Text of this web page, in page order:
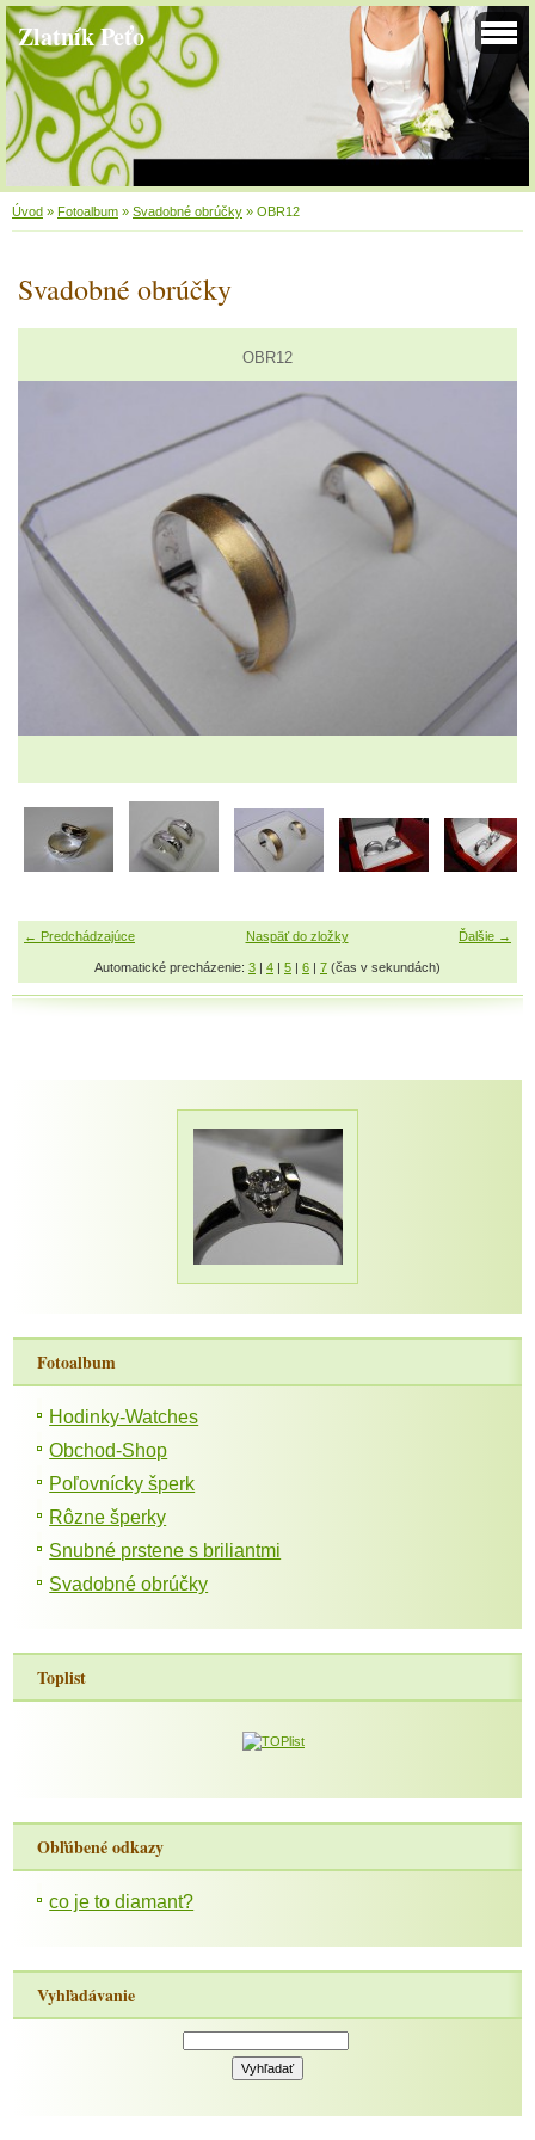
Zlatník Peťo
Úvod » Fotoalbum » Svadobné obrúčky » OBR12
Svadobné obrúčky
OBR12
← Predchádzajúce Ďalšie →
Naspäť do zložky
Automatické precházenie: 3 | 4 | 5 | 6 | 7 (čas v sekundách)
Fotoalbum
Hodinky-Watches
Obchod-Shop
Poľovnícky šperk
Rôzne šperky
Snubné prstene s briliantmi
Svadobné obrúčky
Toplist
Obľúbené odkazy
co je to diamant?
Vyhľadávanie